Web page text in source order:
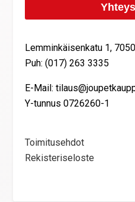
Lemminkäisenkatu 1,
Puh: (017) 263 3335
E-Mail:
Y-tunnus 0726260-1
Toimitusehdot
Rekisteriseloste